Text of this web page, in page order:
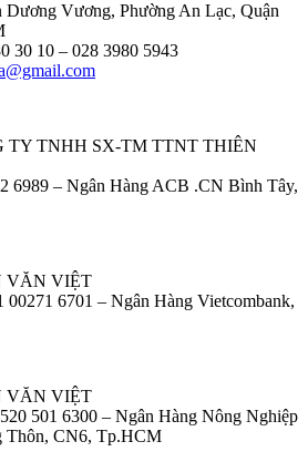
Dương Vương, Phường An Lạc, Quận
30 10 – 028 3980 5943
TY TNHH SX-TM TTNT THIÊN
6989 – Ngân Hàng ACB .CN Bình Tây,
VĂN VIỆT
00271 6701 – Ngân Hàng Vietcombank,
VĂN VIỆT
501 6300 – Ngân Hàng Nông Nghiệp
Thôn, CN6, Tp.HCM